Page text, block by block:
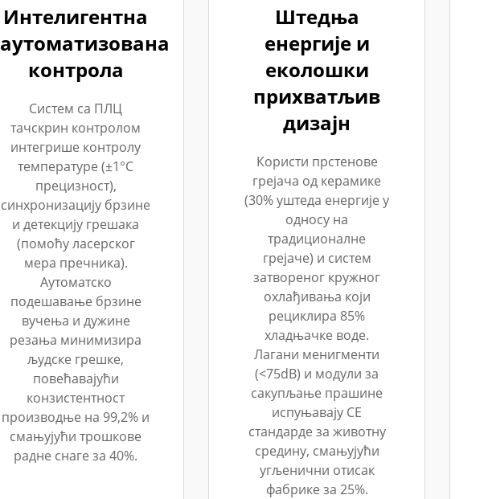
Интелигентна
аутоматизована
контрола
Систем са ПЛЦ
тачскрин контролом
интегрише контролу
температуре (±1°C
прецизност),
синхронизацију брзине
и детекцију грешака
(помоћу ласерског
мера пречника).
Аутоматско
подешавање брзине
вучења и дужине
резања минимизира
људске грешке,
повећавајући
конзистентност
производње на 99,2% и
смањујући трошкове
радне снаге за 40%.
Штедња
енергије и
еколошки
прихватљив
дизајн
Користи прстенове
грејача од керамике
(30% уштеда енергије у
односу на
традиционалне
грејаче) и систем
затвореног кружног
охлађивања који
рециклира 85%
хладњачке воде.
Лагани менигменти
(<75dB) и модули за
сакупљање прашине
испуњавају CE
стандарде за животну
средину, смањујући
угљенични отисак
фабрике за 25%.